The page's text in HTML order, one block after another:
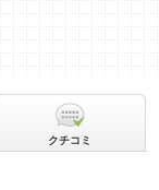
クチコミ